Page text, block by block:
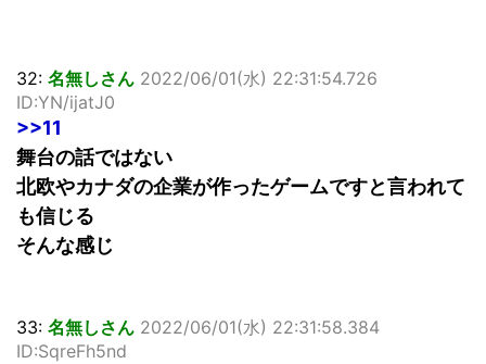
32: 名無しさん 2022/06/01(水) 22:31:54.726
ID:YN/ijatJ0
>>11
舞台の話ではない
北欧やカナダの企業が作ったゲームですと言われて
も信じる
そんな感じ
33: 名無しさん 2022/06/01(水) 22:31:58.384
ID:SqreFh5nd